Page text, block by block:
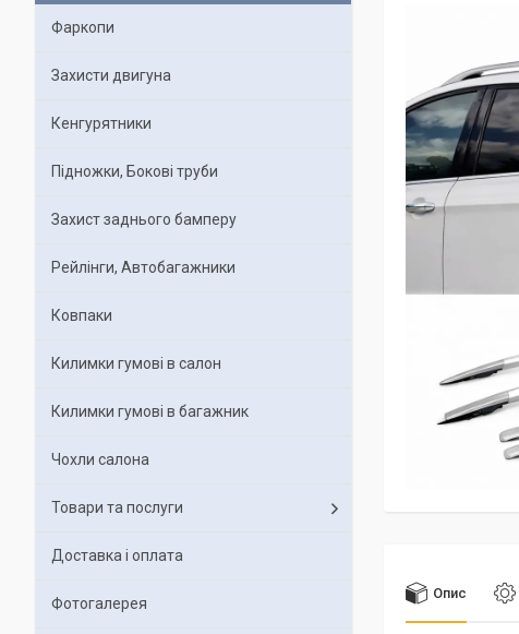
Опис
Фаркопи
Захисти двигуна
Кенгурятники
Підножки, Бокові труби
Захист заднього бамперу
Рейлінги, Автобагажники
Ковпаки
Килимки гумові в салон
Килимки гумові в багажник
Чохли салона
Товари та послуги
Доставка і оплата
Фотогалерея